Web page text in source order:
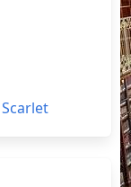
Scarlet